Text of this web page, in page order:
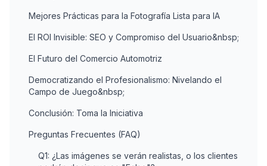
Mejores Prácticas para la Fotografía Lista para IA
El ROI Invisible: SEO y Compromiso del Usuario&nbsp;
El Futuro del Comercio Automotriz
Democratizando el Profesionalismo: Nivelando el
Campo de Juego&nbsp;
Conclusión: Toma la Iniciativa
Preguntas Frecuentes (FAQ)
Q1: ¿Las imágenes se verán realistas, o los clientes